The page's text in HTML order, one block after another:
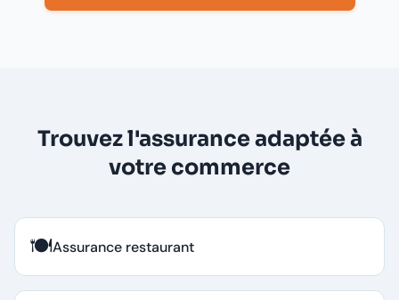
Trouvez l'assurance adaptée à
votre commerce
🍽️Assurance restaurant